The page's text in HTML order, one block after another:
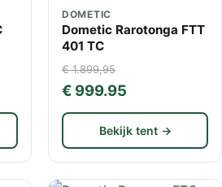
DOMETIC
Dometic Rarotonga FTT
401 TC
€ 1.899,95
€ 999.95
Bekijk tent →